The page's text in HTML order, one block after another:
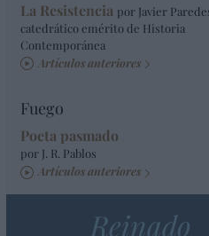
La Resistencia por Javier
catedrático emérito de Historia
Contemporánea
Artículos anteriores
Fuego
Poeta pasmado
por J. R. Pablos
Artículos anteriores
Reinado